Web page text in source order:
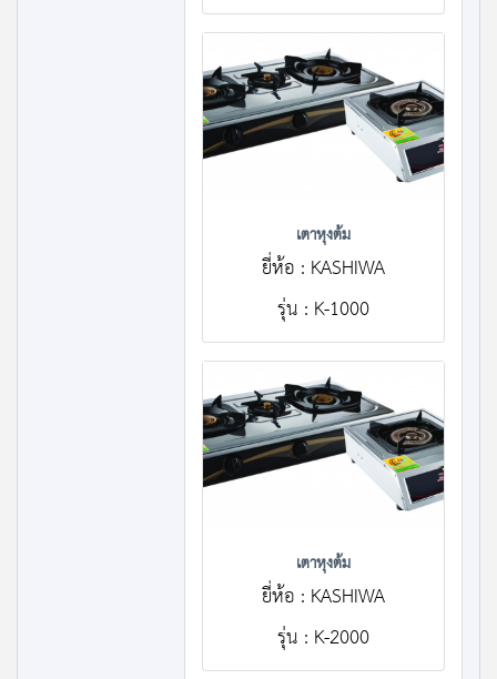
เตาหุงต้ม
ยี่ห้อ : KASHIWA
รุ่น : K-1000
เตาหุงต้ม
ยี่ห้อ : KASHIWA
รุ่น : K-2000